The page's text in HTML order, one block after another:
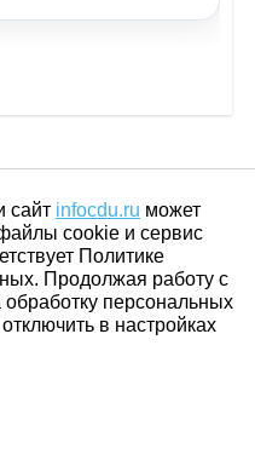
сайт infocdu.ru может
cookie и сервис
Политике
Продолжая работу с
персональных
в настройках